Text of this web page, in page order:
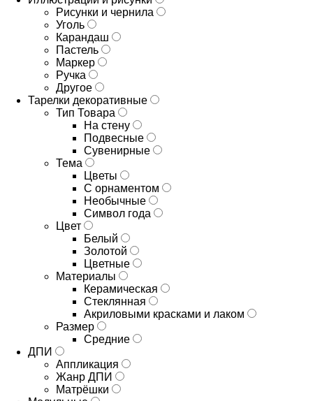
Рисунки и чернила
Уголь
Карандаш
Пастель
Маркер
Ручка
Другое
Тарелки декоративные
Тип Товара
На стену
Подвесные
Сувенирные
Тема
Цветы
С орнаментом
Необычные
Символ года
Цвет
Белый
Золотой
Цветные
Материалы
Керамическая
Стеклянная
Акриловыми красками и лаком
Размер
Средние
ДПИ
Аппликация
Жанр ДПИ
Матрёшки